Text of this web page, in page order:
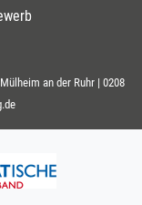
an der Ruhr | 0208